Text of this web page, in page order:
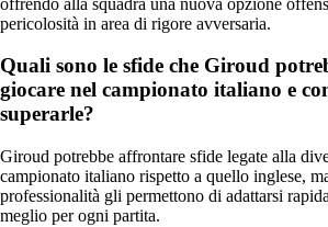
pericolosità in area di rigore avversaria.
Quali sono le sfide che Giroud
giocare nel campionato italiano e
superarle?
Giroud potrebbe affrontare sfide legate alla
campionato italiano rispetto a quello inglese,
professionalità gli permettono di adattarsi
meglio per ogni partita.